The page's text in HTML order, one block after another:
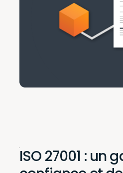
ISO 27001 : un